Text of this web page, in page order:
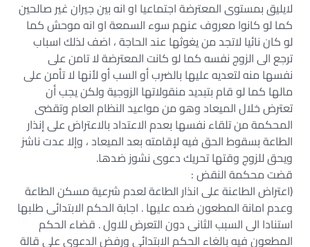
لايليق بمستوى المعترضة اجتماعيا او انه بين جيران غير صالحين
كما لو كانوا معروف عنهم سوء السمعة او انه موحش كما
لو كان نائيا لاتجد من يغوثها عند الحاجة ، اضف لذلك اسباب
ترجع الى الزوج نفسه كما لو كانت المعترضة لا تامن على
نفسها منه لتعديه عليها بالضرب أو السب أو لأنها لا تأمن على
مالها كما لو قام بتبديد منقولاتها الزوجية ولكن يجب أن
تعترض خلال الميعاد وهو من مواعيد النظام العام وتقضى
المحكمة من تلقاء نفسها بعدم الاعتداد بالاعتراض على إنذار
الطاعة بسقوط الحق فيه لإقامته بعد الميعاد ، وإلا عدت ناشز
ويحق للزوج وقتها تحريك دعوى نشوز ضدها.
قضت محكمة النقض :
(اعتراض الطاعنة على انذار الطاعة لعدم شرعية مسكن الطاعة
وعدم امانة المطعون ضده عليها . اجابة الحكم الابتدائى طلبها
استنادا الى السبب الثانى دون التعرض للاول . قضاء الحكم
المطعون فيه بالغاء الحكم الابتدائى ورفض الدعوى على قالة